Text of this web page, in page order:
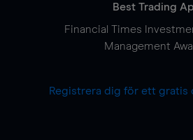
Best Trading
Financial Times
Management
Registrera dig för ett gratis